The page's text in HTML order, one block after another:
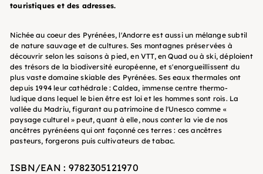
touristiques et des adresses.
Nichée au coeur des Pyrénées, l'Andorre est aussi un mélange subtil
de nature sauvage et de cultures. Ses montagnes préservées à
découvrir selon les saisons à pied, en VTT, en Quad ou à ski, déploient
des trésors de la biodiversité européenne, et s'enorgueillissent du
plus vaste domaine skiable des Pyrénées. Ses eaux thermales ont
depuis 1994 leur cathédrale : Caldea, immense centre thermo-
ludique dans lequel le bien être est loi et les hommes sont rois. La
vallée du Madriu, figurant au patrimoine de l'Unesco comme «
paysage culturel » peut, quant à elle, nous conter la vie de nos
ancêtres pyrénéens qui ont façonné ces terres : ces ancêtres
pasteurs, forgerons puis cultivateurs de tabac.
ISBN/EAN : 9782305121970